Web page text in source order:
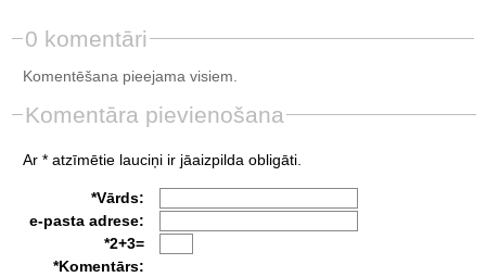
0 komentāri
Komentēšana pieejama visiem.
Komentāra pievienošana
Ar * atzīmētie lauciņi ir jāaizpilda obligāti.
*Vārds:
e-pasta adrese:
*2+3=
*Komentārs: